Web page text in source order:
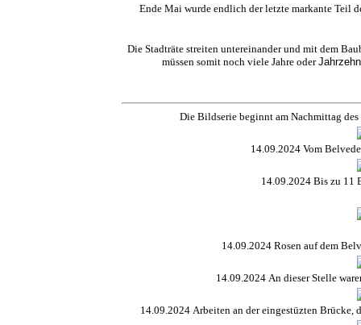
Ende Mai wurde endlich der letzte markante Teil
Die Stadträte streiten untereinander und mit dem
müssen somit noch viele Jahre oder
Die Bildserie beginnt am Nachmittag
14.09.2024Vom
14.09.2024Bis zu 11
14.09.2024Rosen auf dem
14.09.2024An dieser Stelle
14.09.2024 Arbeiten an der eingestüzten Brücke,